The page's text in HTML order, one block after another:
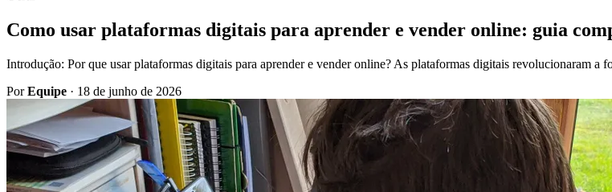
Como usar plataformas digitais para aprender e vender online: guia
Introdução: Por que usar plataformas digitais para aprender e vender online? As plataformas digitais revolucionaram a
PorEquipe · 18 de junho de 2026